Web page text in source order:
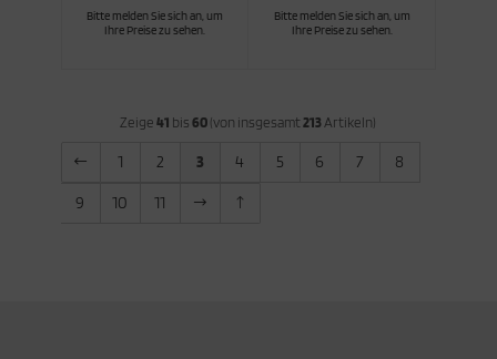
Bitte melden Sie sich an, um
Ihre Preise zu sehen.
Bitte melden Sie sich an, um
Ihre Preise zu sehen.
Zeige41 bis60 (von insgesamt213Artikeln)
1 2 3 4 5 6 7 8
9 10 11